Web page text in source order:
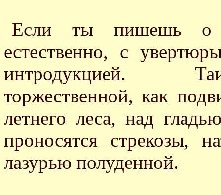
Если ты пишешь о
естественно, с
интродукцией.
торжественной, как
летнего леса, над
проносятся стрекозы,
лазурью полуденной.